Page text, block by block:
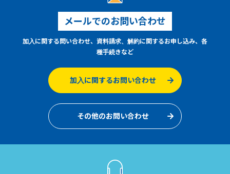
メールでのお問い合わせ
加入に関する問い合わせ、資料請求、解約に関するお申し込み、各
種手続きなど
加入に関するお問い合わせ
その他のお問い合わせ